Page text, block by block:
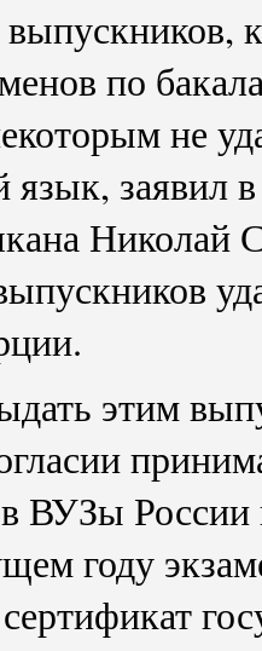
по
не
язык, заявил
Николай
этим
ВУЗы
году